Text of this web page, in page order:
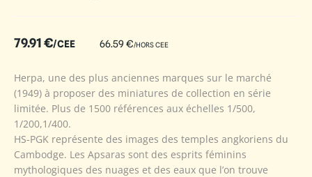
79.91€/CEE 66.59€/HORS CEE
Herpa, une des plus anciennes marques sur le marché
(1949) à proposer des miniatures de collection en série
limitée. Plus de 1500 références aux échelles 1/500,
1/200,1/400.
HS-PGK représente des images des temples angkoriens du
Cambodge. Les Apsaras sont des esprits féminins
mythologiques des nuages et des eaux que l’on trouve